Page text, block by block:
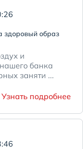
здоровый образ
и
банка
заняти ...
Узнать подробнее